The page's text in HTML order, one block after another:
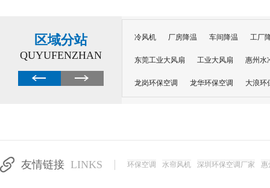
区域分站
QUYUFENZHAN
冷风机 厂房降温 车间降温 工厂
东莞工业大风扇 工业大风扇 惠州水
龙岗环保空调 龙华环保空调 大浪环
友情链接 LINKS 环保空调 水帘风机 深圳环保空调厂家 惠